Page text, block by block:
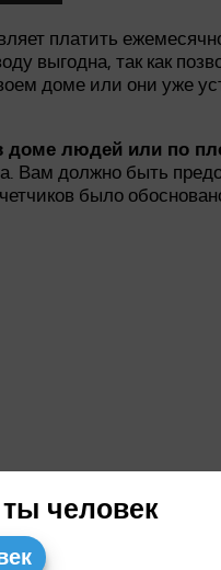
платить
выгодна, так как
доме или они уже
доме людей или по
должно быть
было
человек